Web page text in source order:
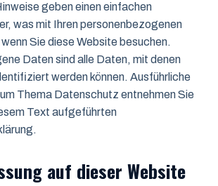
geben einen einfachen
was mit Ihren personenbezogenen
Sie diese Website besuchen.
Daten sind alle Daten, mit denen
werden können. Ausführliche
Thema Datenschutz entnehmen Sie
Text aufgeführten
auf dieser Website